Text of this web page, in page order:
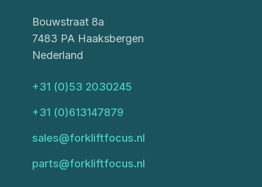
Bouwstraat 8a
7483 PA Haaksbergen
Nederland
+31 (0)53 2030245
+31 (0)613147879
sales@forkliftfocus.nl
parts@forkliftfocus.nl